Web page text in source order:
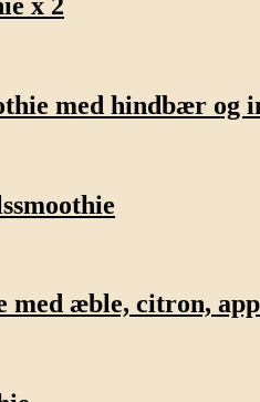
med hindbær og
med æble, citron,